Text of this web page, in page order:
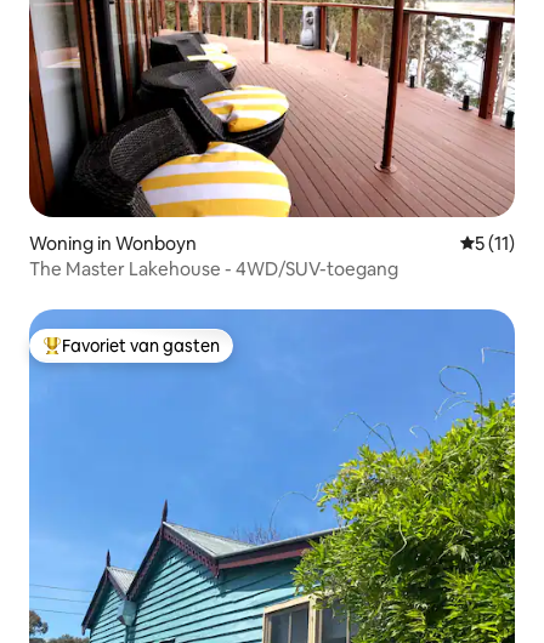
Woning in Wonboyn
5 (11)
The Master Lakehouse - 4WD/SUV-toegang
Topfavoriet van gasten
Favoriet van gasten